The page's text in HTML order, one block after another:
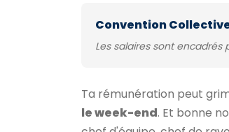
Convention Collective
Les salaires sont
Ta rémunération peut
le week-end. Et bonne